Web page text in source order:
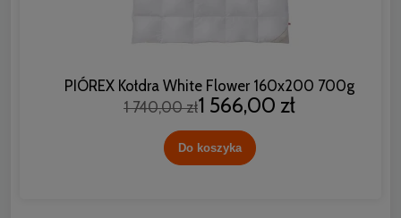
PIÓREX Kołdra White Flower 160x200 700g
1 740,00 zł1 566,00 zł
Do koszyka